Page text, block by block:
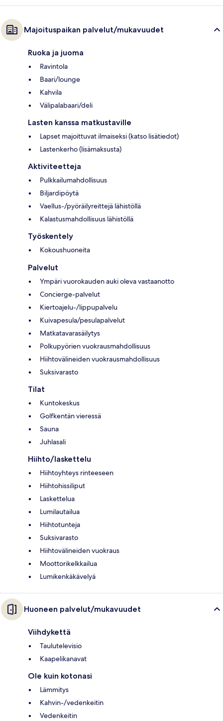
Majoituspaikan palvelut/mukavuudet
Ruoka ja juoma
Ravintola
Baari/lounge
Kahvila
Välipalabaari/deli
Lasten kanssa matkustaville
Lapset majoittuvat ilmaiseksi (katso lisätiedot)
Lastenkerho (lisämaksusta)
Aktiviteetteja
Pulkkailumahdollisuus
Biljardipöytä
Vaellus-/pyöräilyreittejä lähistöllä
Kalastusmahdollisuus lähistöllä
Työskentely
Kokoushuoneita
Palvelut
Ympäri vuorokauden auki oleva vastaanotto
Concierge-palvelut
Kiertoajelu-/lippupalvelu
Kuivapesula/pesulapalvelut
Matkatavarasäilytys
Polkupyörien vuokrausmahdollisuus
Hiihtovälineiden vuokrausmahdollisuus
Suksivarasto
Tilat
Kuntokeskus
Golfkentän vieressä
Sauna
Juhlasali
Hiihto/laskettelu
Hiihtoyhteys rinteeseen
Hiihtohissiliput
Laskettelua
Lumilautailua
Hiihtotunteja
Suksivarasto
Hiihtovälineiden vuokraus
Moottorikelkkailua
Lumikenkäkävelyä
Huoneen palvelut/mukavuudet
Viihdykettä
Taulutelevisio
Kaapelikanavat
Ole kuin kotonasi
Lämmitys
Kahvin-/vedenkeitin
Vedenkeitin